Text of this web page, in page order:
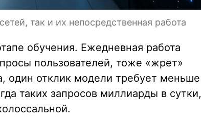
так и их непосредственная работа
обучения. Ежедневная работа
пользователей, тоже «жрет»
один отклик модели требует меньше
таких запросов миллиарды в сутки,